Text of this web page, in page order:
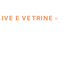
or Search Button
E VETRINE